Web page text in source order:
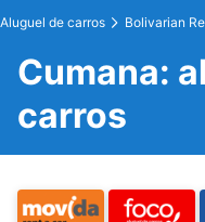
Aluguel de carros Bolivarian
Cumana:
carros